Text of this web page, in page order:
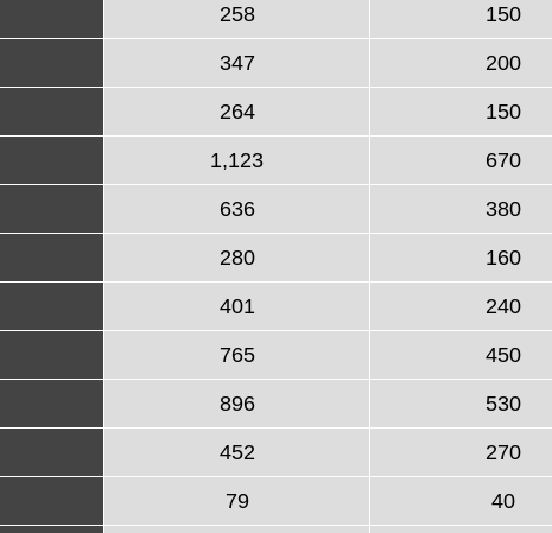
258 150
347 200
264 150
1,123 670
636 380
280 160
401 240
765 450
896 530
452 270
79 40